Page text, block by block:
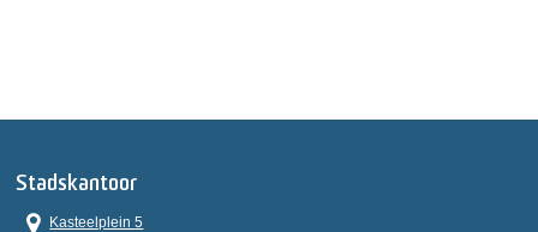
Stadskantoor
Kasteelplein 5